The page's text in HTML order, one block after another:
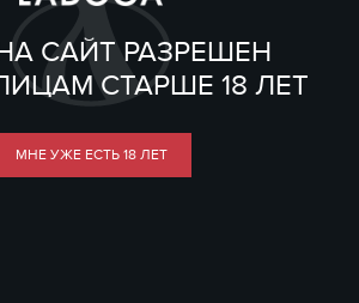
САЙТ РАЗРЕШЕН
СТАРШЕ 18 ЛЕТ
МНЕ УЖЕ ЕСТЬ 18 ЛЕТ